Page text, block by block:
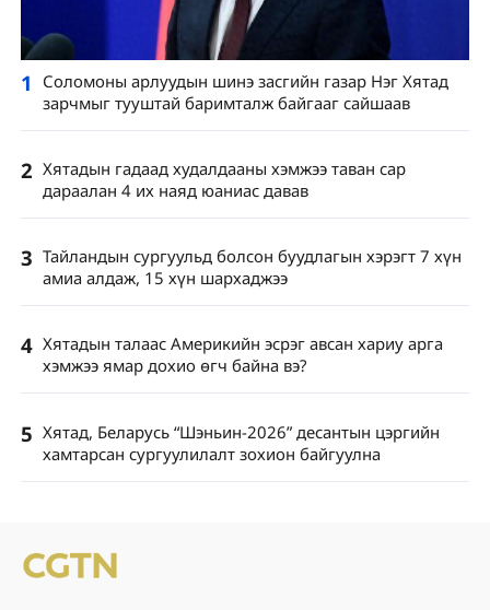
1
Соломоны арлуудын шинэ засгийн газар Нэг Хятад
зарчмыг тууштай баримталж байгааг сайшаав
2 Хятадын гадаад худалдааны хэмжээ таван сар
дараалан 4 их наяд юаниас давав
3 Тайландын сургуульд болсон буудлагын хэрэгт 7 хүн
амиа алдаж, 15 хүн шархаджээ
4 Хятадын талаас Америкийн эсрэг авсан хариу арга
хэмжээ ямар дохио өгч байна вэ?
5 Хятад, Беларусь “Шэньин-2026” десантын цэргийн
хамтарсан сургуулилалт зохион байгуулна